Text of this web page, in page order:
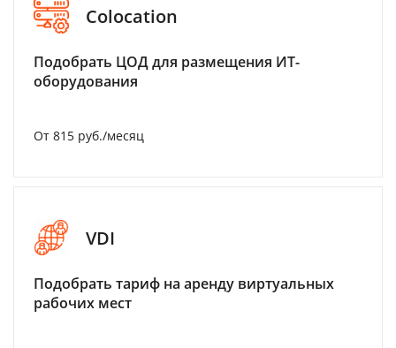
Colocation
Подобрать ЦОД для размещения ИТ-
оборудования
От 815 руб./месяц
VDI
Подобрать тариф на аренду виртуальных
рабочих мест